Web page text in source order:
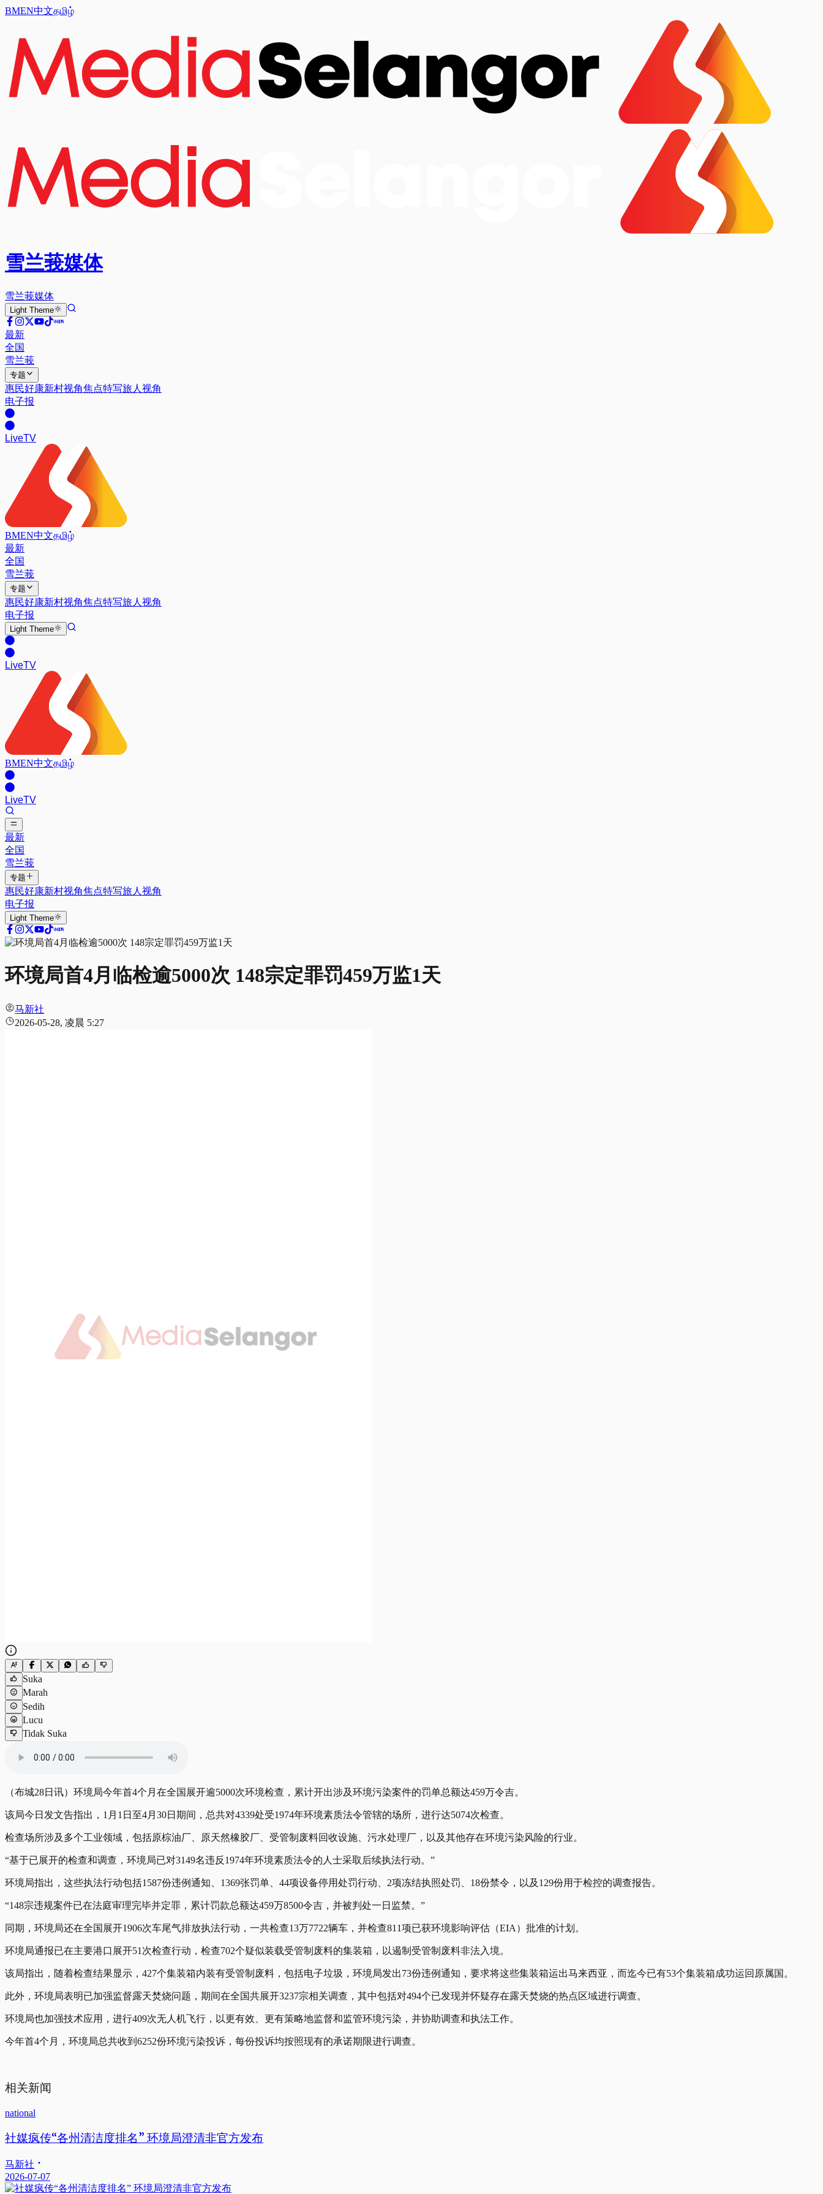
BMEN中文தமிழ்
雪兰莪媒体
雪兰莪媒体
Light Theme
最新
全国
雪兰莪
专题
惠民好康新村视角焦点特写旅人视角
电子报
LiveTV
BMEN中文தமிழ்
最新
全国
雪兰莪
专题
惠民好康新村视角焦点特写旅人视角
电子报
Light Theme
LiveTV
BMEN中文தமிழ்
LiveTV
最新
全国
雪兰莪
专题
惠民好康新村视角焦点特写旅人视角
电子报
Light Theme
环境局首4月临检逾5000次 148宗定罪罚459万监1天
马新社
2026-05-28, 凌晨 5:27
Suka
Marah
Sedih
Lucu
Tidak Suka
（布城28日讯）环境局今年首4个月在全国展开逾5000次环境检查，累计开出涉及环境污染案件的罚单总额达459万令吉。
该局今日发文告指出，1月1日至4月30日期间，总共对4339处受1974年环境素质法令管辖的场所，进行达5074次检查。
检查场所涉及多个工业领域，包括原棕油厂、原天然橡胶厂、受管制废料回收设施、污水处理厂，以及其他存在环境污染风险的行业。
“基于已展开的检查和调查，环境局已对3149名违反1974年环境素质法令的人士采取后续执法行动。”
环境局指出，这些执法行动包括1587份违例通知、1369张罚单、44项设备停用处罚行动、2项冻结执照处罚、18份禁令，以及129份用于检控的调查报告。
“148宗违规案件已在法庭审理完毕并定罪，累计罚款总额达459万8500令吉，并被判处一日监禁。”
同期，环境局还在全国展开1906次车尾气排放执法行动，一共检查13万7722辆车，并检查811项已获环境影响评估（EIA）批准的计划。
环境局通报已在主要港口展开51次检查行动，检查702个疑似装载受管制废料的集装箱，以遏制受管制废料非法入境。
该局指出，随着检查结果显示，427个集装箱内装有受管制废料，包括电子垃圾，环境局发出73份违例通知，要求将这些集装箱运出马来西亚，而迄今已有53个集装箱成功运回原属国。
此外，环境局表明已加强监督露天焚烧问题，期间在全国共展开3237宗相关调查，其中包括对494个已发现并怀疑存在露天焚烧的热点区域进行调查。
环境局也加强技术应用，进行409次无人机飞行，以更有效、更有策略地监督和监管环境污染，并协助调查和执法工作。
今年首4个月，环境局总共收到6252份环境污染投诉，每份投诉均按照现有的承诺期限进行调查。
相关新闻
national
社媒疯传“各州清洁度排名” 环境局澄清非官方发布
马新社
2026-07-07